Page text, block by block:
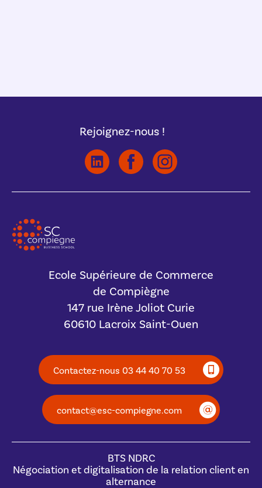
Rejoignez-nous !
Ecole Supérieure de Commerce
de Compiègne
147 rue Irène Joliot Curie
60610 Lacroix Saint-Ouen
Contactez-nous 03 44 40 70 53
contact@esc-compiegne.com
BTS NDRC
Négociation et digitalisation de la relation client en
alternance